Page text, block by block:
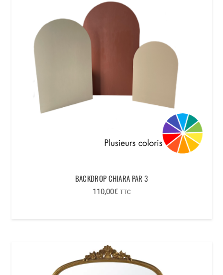
BACKDROP CHIARA PAR 3
110,00€ TTC